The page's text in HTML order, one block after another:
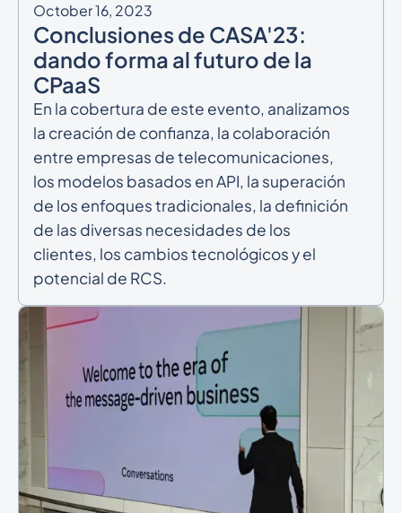
October 16, 2023
Conclusiones de CASA'23:
dando forma al futuro de la
CPaaS
En la cobertura de este evento, analizamos
la creación de confianza, la colaboración
entre empresas de telecomunicaciones,
los modelos basados en API, la superación
de los enfoques tradicionales, la definición
de las diversas necesidades de los
clientes, los cambios tecnológicos y el
potencial de RCS.